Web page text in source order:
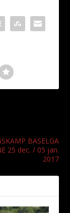
BASELGA
25 dec. / 05 jan.
2017